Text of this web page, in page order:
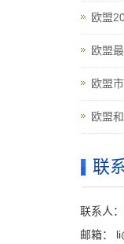
欧盟
欧盟
欧盟
欧盟
联
联系人
邮箱：